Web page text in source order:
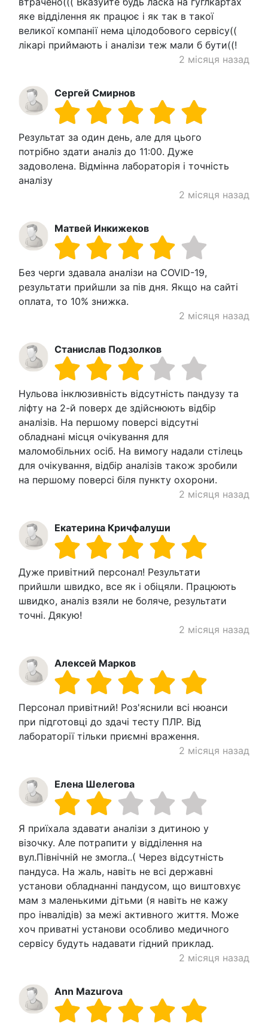
яке відділення як працює і як так в такої
великої компанії нема цілодобового сервісу((
лікарі приймають і аналізи теж мали б бути((!
2 місяця назад
Сергей Смирнов
Результат за один день, але для цього
потрібно здати аналіз до 11:00. Дуже
задоволена. Відмінна лабораторія і точність
аналізу
2 місяця назад
Матвей Инкижеков
Без черги здавала аналізи на COVID-19,
результати прийшли за пів дня. Якщо на сайті
оплата, то 10% знижка.
2 місяця назад
Станислав Подзолков
Нульова інклюзивність відсутність пандузу та
ліфту на 2-й поверх де здійснюють відбір
аналізів. На першому поверсі відсутні
обладнані місця очікування для
маломобільних осіб. На вимогу надали стілець
для очікування, відбір аналізів також зробили
на першому поверсі біля пункту охорони.
2 місяця назад
Екатерина Кричфалуши
Дуже привітний персонал! Результати
прийшли швидко, все як і обіцяли. Працюють
швидко, аналіз взяли не боляче, результати
точні. Дякую!
2 місяця назад
Алексей Марков
Персонал привітний! Роз'яснили всі нюанси
при підготовці до здачі тесту ПЛР. Від
лабораторії тільки приємні враження.
2 місяця назад
Елена Шелегова
Я приїхала здавати аналізи з дитиною у
візочку. Але потрапити у відділення на
вул.Північній не змогла..( Через відсутність
пандуса. На жаль, навіть не всі державні
установи обладнанні пандусом, що виштовхує
мам з маленькими дітьми (я навіть не кажу
про інвалідів) за межі активного життя. Може
хоч приватні установи особливо медичного
сервісу будуть надавати гідний приклад.
2 місяця назад
Ann Mazurova